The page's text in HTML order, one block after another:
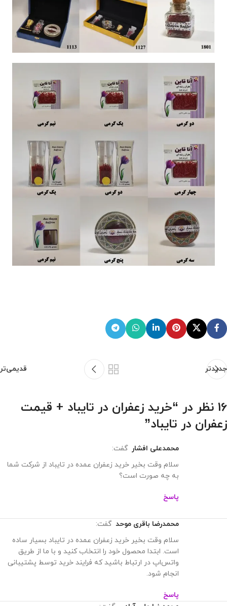
جدیدتر قدیمی‌تر
16 نظر در “
خرید زعفران در تایباد + قیمت
زعفران در تایباد”
محمدعلی افشار گفت:
سلام وقت بخیر خرید زعفران عمده در تایباد از شرکت شما
به چه صورت است؟
پاسخ
محمدرضا باقری موحد گفت:
سلام وقت بخیر خرید زعفران عمده در تایباد بسیار ساده
است. ابتدا محصول خود را انتخاب کنید و با ما از طریق
واتس‌اپ در ارتباط باشید که فرایند خرید توسط پشتیبانی
انجام شود.
پاسخ